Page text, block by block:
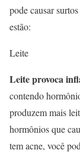
pode causar
estão:
Leite
Leite provoca
contendo
produzem mais
hormônios que
tem acne, você